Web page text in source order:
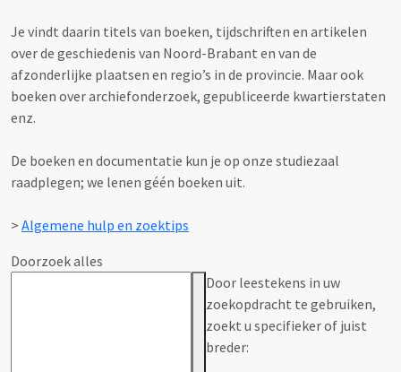
Je vindt daarin titels van boeken, tijdschriften en artikelen
over de geschiedenis van Noord-Brabant en van de
afzonderlijke plaatsen en regio’s in de provincie. Maar ook
boeken over archiefonderzoek, gepubliceerde kwartierstaten
enz.
De boeken en documentatie kun je op onze studiezaal
raadplegen; we lenen géén boeken uit.
> Algemene hulp en zoektips
Doorzoek alles
Door leestekens in uw
zoekopdracht te gebruiken,
zoekt u specifieker of juist
breder: